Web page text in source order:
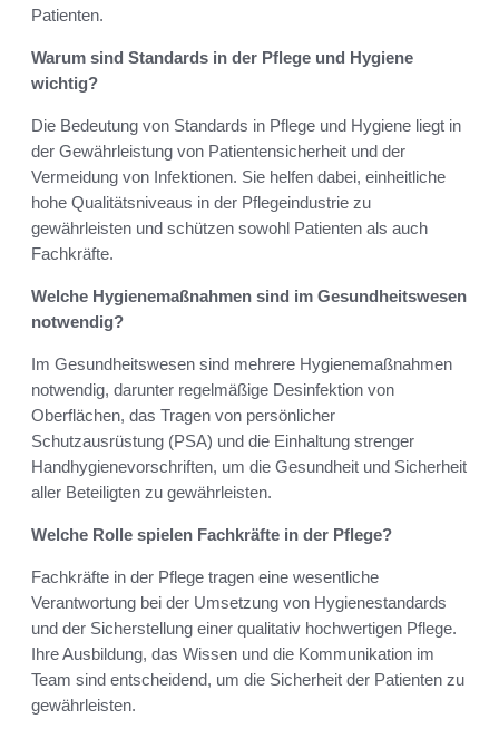
Patienten.
Warum sind Standards in der Pflege und Hygiene
wichtig?
Die Bedeutung von Standards in Pflege und Hygiene liegt in
der Gewährleistung von Patientensicherheit und der
Vermeidung von Infektionen. Sie helfen dabei, einheitliche
hohe Qualitätsniveaus in der Pflegeindustrie zu
gewährleisten und schützen sowohl Patienten als auch
Fachkräfte.
Welche Hygienemaßnahmen sind im Gesundheitswesen
notwendig?
Im Gesundheitswesen sind mehrere Hygienemaßnahmen
notwendig, darunter regelmäßige Desinfektion von
Oberflächen, das Tragen von persönlicher
Schutzausrüstung (PSA) und die Einhaltung strenger
Handhygienevorschriften, um die Gesundheit und Sicherheit
aller Beteiligten zu gewährleisten.
Welche Rolle spielen Fachkräfte in der Pflege?
Fachkräfte in der Pflege tragen eine wesentliche
Verantwortung bei der Umsetzung von Hygienestandards
und der Sicherstellung einer qualitativ hochwertigen Pflege.
Ihre Ausbildung, das Wissen und die Kommunikation im
Team sind entscheidend, um die Sicherheit der Patienten zu
gewährleisten.